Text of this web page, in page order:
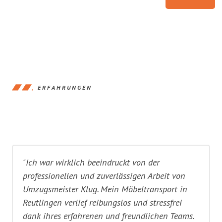
ERFAHRUNGEN
"Ich war wirklich beeindruckt von der
professionellen und zuverlässigen Arbeit von
Umzugsmeister Klug. Mein Möbeltransport in
Reutlingen verlief reibungslos und stressfrei
dank ihres erfahrenen und freundlichen Teams.